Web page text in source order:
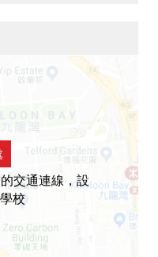
交通連線，設
校